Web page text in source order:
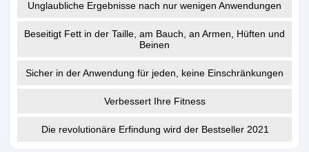
Unglaubliche Ergebnisse nach nur wenigen Anwendungen
Beseitigt Fett in der Taille, am Bauch, an Armen, Hüften und
Beinen
Sicher in der Anwendung für jeden, keine Einschränkungen
Verbessert Ihre Fitness
Die revolutionäre Erfindung wird der Bestseller 2021